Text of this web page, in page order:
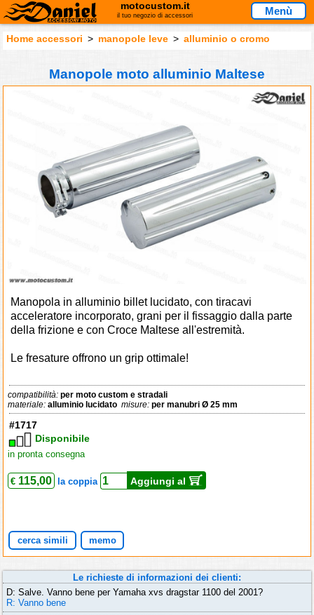
motocustom.it
il tuo negozio di accessori Menù
Home accessori > manopole leve > alluminio o cromo
Manopole moto alluminio Maltese
Manopola in alluminio billet lucidato, con tiracavi
acceleratore incorporato, grani per il fissaggio dalla parte
della frizione e con Croce Maltese all'estremità.
Le fresature offrono un grip ottimale!
compatibilità:per moto custom e stradali
materiale:alluminio lucidato misure:per manubri Ø 25 mm
#1717
Disponibile
in pronta consegna
€ 115,00 la coppia Aggiungi al
cerca simili memo
Le richieste di informazioni dei clienti:
D: Salve. Vanno bene per Yamaha xvs dragstar 1100 del 2001?
R: Vanno bene